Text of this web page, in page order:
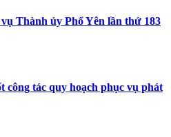
Thành ủy Phổ Yên lần thứ 183
công tác quy hoạch phục vụ phát